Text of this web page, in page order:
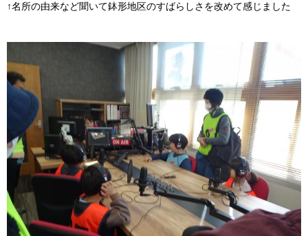
↑名所の由来など聞いて鉢形地区のすばらしさを改めて感じました